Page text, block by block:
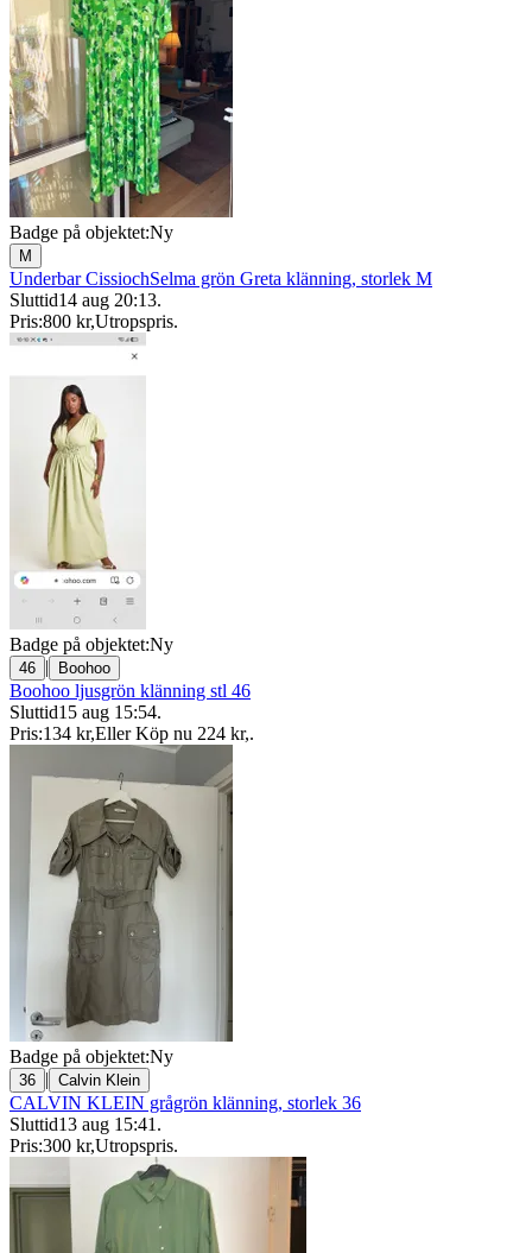
Badge på objektet:Ny
M
Underbar CissiochSelma grön Greta klänning, storlek M
Sluttid14 aug 20:13.
Pris:800 kr,Utropspris.
Badge på objektet:Ny
46 | Boohoo
Boohoo ljusgrön klänning stl 46
Sluttid15 aug 15:54.
Pris:134 kr,Eller Köp nu 224 kr,.
Badge på objektet:Ny
36 | Calvin Klein
CALVIN KLEIN grågrön klänning, storlek 36
Sluttid13 aug 15:41 .
Pris:300 kr,Utropspris.